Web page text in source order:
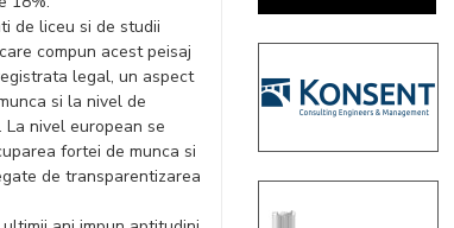
de liceu si de studii
compun acest peisaj
legal, un aspect
si la nivel de
nivel european se
fortei de munca si
de transparentizarea